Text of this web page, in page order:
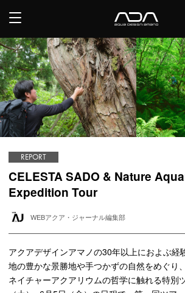
REPORT
CELESTA SADO & Nature
Expedition Tour
WEBアクア・ジャーナル編集部
アクアデザインアマノの30年以上におよぶ経
地の豊かな景勝地や⼿つかずの⾃然をめぐり
ネイチャーアクアリウムの哲学に触れる特別